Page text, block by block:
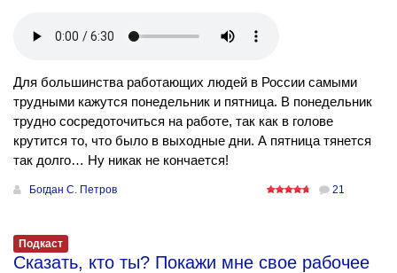
Для большинства работающих людей в России самыми
трудными кажутся понедельник и пятница. В понедельник
трудно сосредоточиться на работе, так как в голове
крутится то, что было в выходные дни. А пятница тянется
так долго… Ну никак не кончается!
Богдан С. Петров 21
Подкаст
Сказать, кто ты? Покажи мне свое рабочее